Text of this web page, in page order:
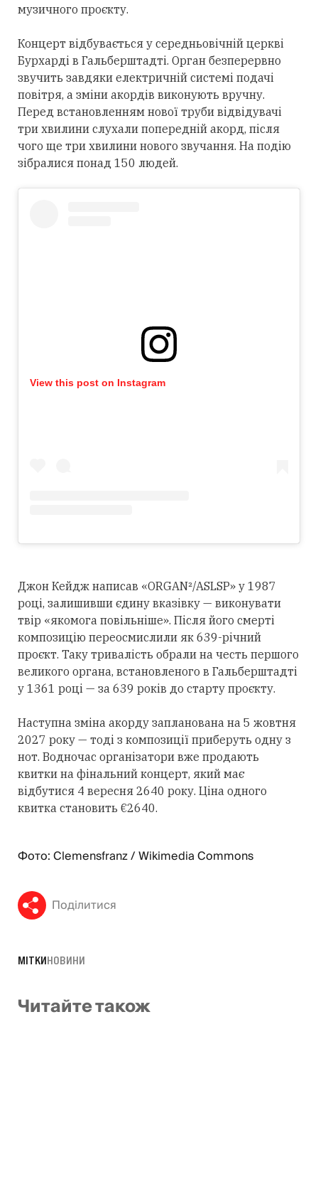
музичного проєкту.
Концерт відбувається у середньовічній церкві
Бурхарді в Гальберштадті. Орган безперервно
звучить завдяки електричній системі подачі
повітря, а зміни акордів виконують вручну.
Перед встановленням нової труби відвідувачі
три хвилини слухали попередній акорд, після
чого ще три хвилини нового звучання. На подію
зібралися понад 150 людей.
View this post on Instagram
Джон Кейдж написав «ORGAN²/ASLSP» у 1987
році, залишивши єдину вказівку — виконувати
твір «якомога повільніше». Після його смерті
композицію переосмислили як 639-річний
проєкт. Таку тривалість обрали на честь першого
великого органа, встановленого в Гальберштадті
у 1361 році — за 639 років до старту проєкту.
Наступна зміна акорду запланована на 5 жовтня
2027 року — тоді з композиції приберуть одну з
нот. Водночас організатори вже продають
квитки на фінальний концерт, який має
відбутися 4 вересня 2640 року. Ціна одного
квитка становить €2640.
Фото: Clemensfranz / Wikimedia Commons
Поділитися
МІТКИНОВИНИ
Читайте також